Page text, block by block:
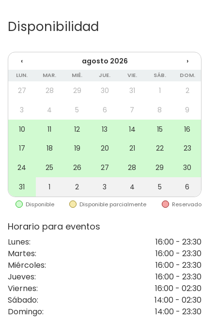
resaltan la esencia de una cocina con mucha
Pero la fiesta no termina en el plato. Nuestro
cocktail
bar con encanto te invita a un viaje tropical y
aromático a través de combinaciones únicas y
Con un
ambiente apasionante y festivo, nuestro hilo
musical cargado de clásicos de la música latina
garantiza que cada visita se convierta en una
celebración. Es el lugar donde la pasión por la buena
sentir en un momento especial.
Disponibilidad
‹ agosto 2026 ›
LUN. MAR. MIÉ. JUE. VIE. SÁB. DOM.
27 28 29 30 31 1
2
3
4 5 6 7 8
9
10
11 12 13 14 15
16
17
18 19 20 21 22
23
24
25 26 27 28 29
30
31
1 2 3 4 5 6
Disponible Disponible parcialmente Reservado
Horario para eventos
Lunes:
16:00 - 23:30
Martes:
16:00 - 23:30
Miércoles:
16:00 - 23:30
Jueves:
16:00 - 23:30
Viernes:
16:00 - 02:30
Sábado:
14:00 - 02:30
Domingo: 14:00 - 23:30